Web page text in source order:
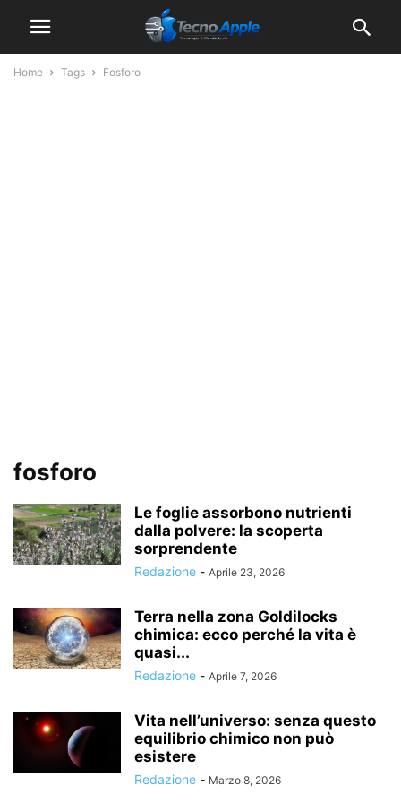
Home Tags Fosforo
fosforo
Le foglie assorbono nutrienti
dalla polvere: la scoperta
sorprendente
Redazione - Aprile 23, 2026
Terra nella zona Goldilocks
chimica: ecco perché la vita è
quasi...
Redazione - Aprile 7, 2026
Vita nell’universo: senza questo
equilibrio chimico non può
esistere
Redazione - Marzo 8, 2026